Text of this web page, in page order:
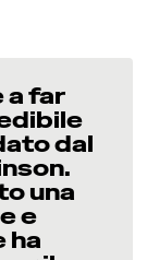
a far
dal
una
e
ha